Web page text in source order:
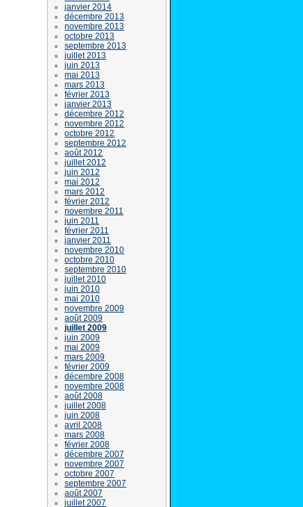
janvier 2014
décembre 2013
novembre 2013
octobre 2013
septembre 2013
juillet 2013
juin 2013
mai 2013
mars 2013
février 2013
janvier 2013
décembre 2012
novembre 2012
octobre 2012
septembre 2012
août 2012
juillet 2012
juin 2012
mai 2012
mars 2012
février 2012
novembre 2011
juin 2011
février 2011
janvier 2011
novembre 2010
octobre 2010
septembre 2010
juillet 2010
juin 2010
mai 2010
novembre 2009
août 2009
juillet 2009
juin 2009
mai 2009
mars 2009
février 2009
décembre 2008
novembre 2008
août 2008
juillet 2008
juin 2008
avril 2008
mars 2008
février 2008
décembre 2007
novembre 2007
octobre 2007
septembre 2007
août 2007
juillet 2007